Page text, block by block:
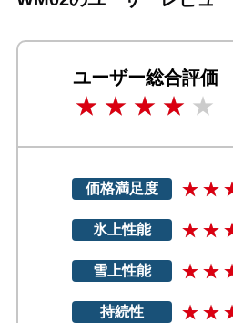
ユーザー総合評価
価格満足度
氷上性能
雪上性能
持続性